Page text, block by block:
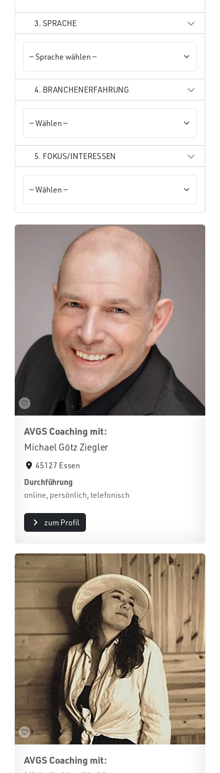
3. SPRACHE
4. BRANCHENERFAHRUNG
5. FOKUS/INTERESSEN
AVGS Coaching mit:
Michael Götz Ziegler
45127 Essen
Durchführung
online, persönlich, telefonisch
zum Profil
AVGS Coaching mit: